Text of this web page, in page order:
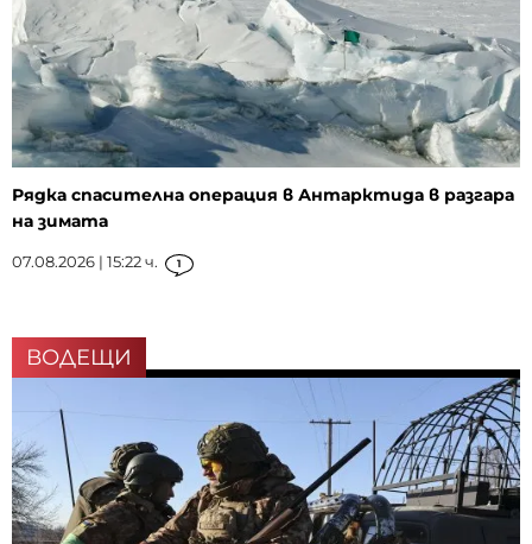
Рядка спасителна операция в Антарктида в разгара
на зимата
07.08.2026 | 15:22 ч. 1
ВОДЕЩИ